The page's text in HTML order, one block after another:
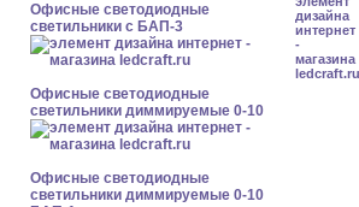
Офисные светодиодные
светильники с БАП-3
Офисные светодиодные
светильники диммируемые 0-10
Офисные светодиодные
светильники диммируемые 0-10